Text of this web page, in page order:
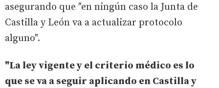
asegurando que "en ningún caso la Junta de
Castilla y León va a actualizar protocolo
alguno".
"La ley vigente y el criterio médico es lo
que se va a seguir aplicando en Castilla y